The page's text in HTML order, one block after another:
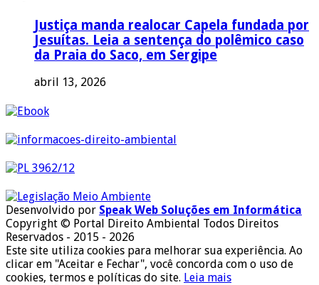
Justiça manda realocar Capela fundada por
Jesuítas. Leia a sentença do polêmico caso
da Praia do Saco, em Sergipe
abril 13, 2026
Desenvolvido por Speak Web Soluções em Informática
Copyright © Portal Direito Ambiental Todos Direitos
Reservados - 2015 - 2026
Este site utiliza cookies para melhorar sua experiência. Ao
clicar em "Aceitar e Fechar", você concorda com o uso de
cookies, termos e políticas do site. Leia mais